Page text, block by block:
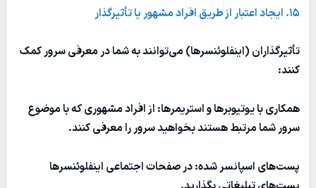
15. ایجاد اعتبار از طریق افراد مشهور یا تأثیرگذار
تأثیرگذاران (اینفلوئنسرها) می‌توانند به شما در معرفی سرور کمک
کنند:
همکاری با یوتیوبرها و استریمرها: از افراد مشهوری که با موضوع
سرور شما مرتبط هستند بخواهید سرور را معرفی کنند.
پست‌های اسپانسر شده: در صفحات اجتماعی اینفلوئنسرها